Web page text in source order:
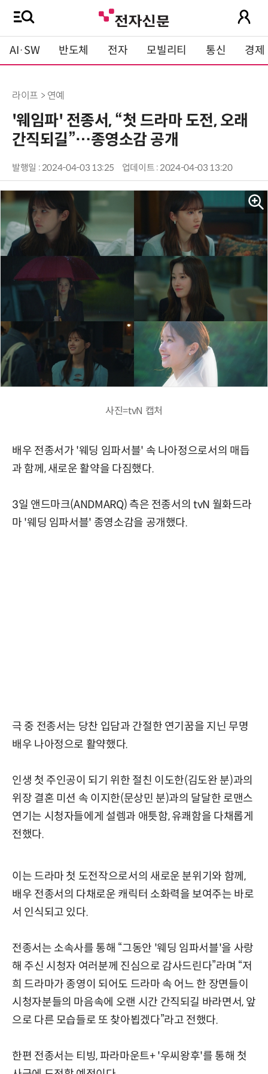
AI·SW 반도체 전자 모빌리티 통신 경제
라이프 > 연예
'웨임파' 전종서, “첫 드라마 도전, 오래
간직되길”…종영소감 공개
발행일 : 2024-04-03 13:25 업데이트 : 2024-04-03 13:20
사진=tvN 캡처
배우 전종서가 '웨딩 임파서블' 속 나아정으로서의 매듭
과 함께, 새로운 활약을 다짐했다.
3일 앤드마크(ANDMARQ) 측은 전종서의 tvN 월화드라
마 '웨딩 임파서블' 종영소감을 공개했다.
극 중 전종서는 당찬 입담과 간절한 연기꿈을 지닌 무명
배우 나아정으로 활약했다.
인생 첫 주인공이 되기 위한 절친 이도한(김도완 분)과의
위장 결혼 미션 속 이지한(문상민 분)과의 달달한 로맨스
연기는 시청자들에게 설렘과 애틋함, 유쾌함을 다채롭게
전했다.
이는 드라마 첫 도전작으로서의 새로운 분위기와 함께,
배우 전종서의 다채로운 캐릭터 소화력을 보여주는 바로
서 인식되고 있다.
전종서는 소속사를 통해 “그동안 '웨딩 임파서블'을 사랑
해 주신 시청자 여러분께 진심으로 감사드린다”라며 “저
희 드라마가 종영이 되어도 드라마 속 어느 한 장면들이
시청자분들의 마음속에 오랜 시간 간직되길 바라면서, 앞
으로 다른 모습들로 또 찾아뵙겠다”라고 전했다.
한편 전종서는 티빙, 파라마운트+ '우씨왕후'를 통해 첫